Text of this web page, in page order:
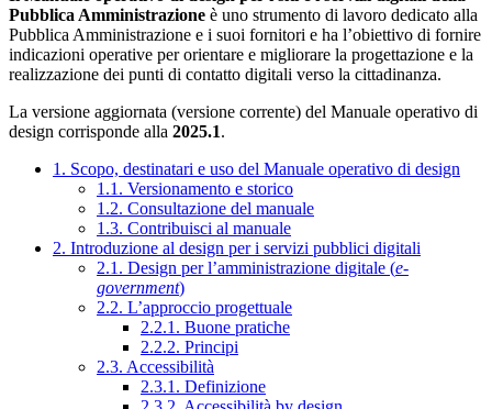
Pubblica Amministrazione è uno strumento di lavoro dedicato alla
Pubblica Amministrazione e i suoi fornitori e ha l’obiettivo di fornire
indicazioni operative per orientare e migliorare la progettazione e la
realizzazione dei punti di contatto digitali verso la cittadinanza.
La versione aggiornata (versione corrente) del Manuale operativo di
design corrisponde alla 2025.1.
1. Scopo, destinatari e uso del Manuale operativo di design
1.1. Versionamento e storico
1.2. Consultazione del manuale
1.3. Contribuisci al manuale
2. Introduzione al design per i servizi pubblici digitali
2.1. Design per l’amministrazione digitale (e-
government)
2.2. L’approccio progettuale
2.2.1. Buone pratiche
2.2.2. Principi
2.3. Accessibilità
2.3.1. Definizione